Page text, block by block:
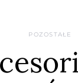
POZOSTAŁE